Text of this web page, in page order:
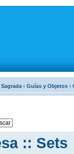
‹ Guí­as y Objetos ‹
:: Sets